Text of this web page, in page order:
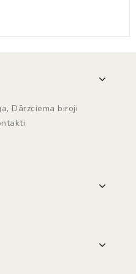
Dārzciema biroji